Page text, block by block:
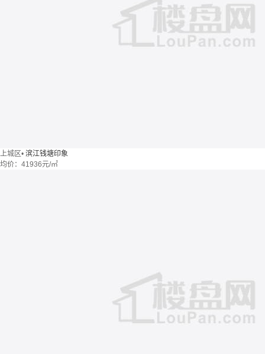
上城区• 滨江钱塘印象
均价： 41936元/㎡